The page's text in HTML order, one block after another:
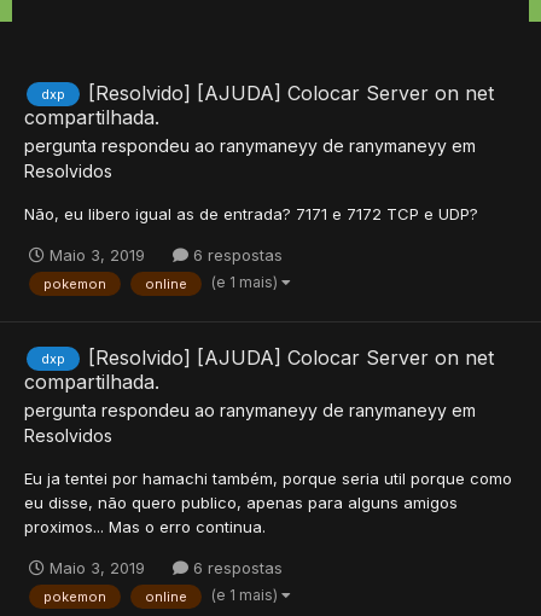
dxp
[Resolvido] [AJUDA] Colocar Server on net
compartilhada.
pergunta respondeu ao ranymaneyy de ranymaneyy em
Resolvidos
Não, eu libero igual as de entrada? 7171 e 7172 TCP e UDP?
Maio 3, 2019 6 respostas
pokemon online (e 1 mais)
dxp
[Resolvido] [AJUDA] Colocar Server on net
compartilhada.
pergunta respondeu ao ranymaneyy de ranymaneyy em
Resolvidos
Eu ja tentei por hamachi também, porque seria util porque como
eu disse, não quero publico, apenas para alguns amigos
proximos... Mas o erro continua.
Maio 3, 2019 6 respostas
pokemon online (e 1 mais)